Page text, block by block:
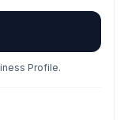
Profile.